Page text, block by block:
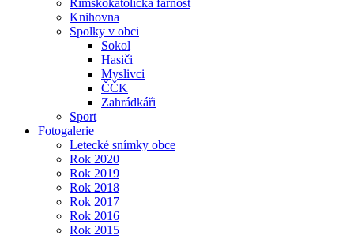
Římskokatolická farnost
Knihovna
Spolky v obci
Sokol
Hasiči
Myslivci
ČČK
Zahrádkáři
Sport
Fotogalerie
Letecké snímky obce
Rok 2020
Rok 2019
Rok 2018
Rok 2017
Rok 2016
Rok 2015